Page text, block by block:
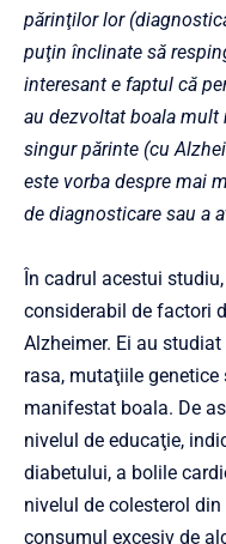
părinţilor lor
puţin înclinate să
interesant e faptul că
au dezvoltat boala mult
singur părinte (cu
este vorba despre mai
de diagnosticare sau a
În cadrul acestui
considerabil de factori
Alzheimer. Ei au
rasa, mutaţiile
manifestat boala. De
nivelul de educaţie,
diabetului, a bolile
nivelul de colesterol
consumul excesiv de